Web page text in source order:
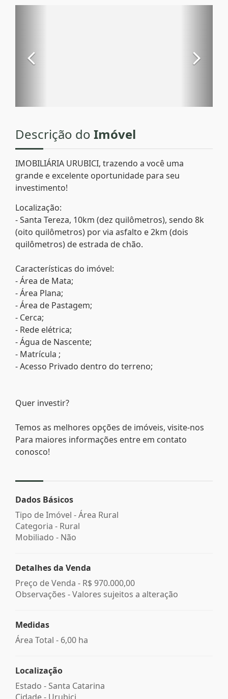
Descrição do Imóvel
IMOBILIÁRIA URUBICI, trazendo a você uma
grande e excelente oportunidade para seu
investimento!
Localização:
- Santa Tereza, 10km (dez quilômetros), sendo 8k
(oito quilômetros) por via asfalto e 2km (dois
quilômetros) de estrada de chão.
Características do imóvel:
- Área de Mata;
- Área Plana;
- Área de Pastagem;
- Cerca;
- Rede elétrica;
- Água de Nascente;
- Matrícula ;
- Acesso Privado dentro do terreno;
Quer investir?
Temos as melhores opções de imóveis, visite-nos
Para maiores informações entre em contato
conosco!
Dados Básicos
Tipo de Imóvel - Área Rural
Categoria - Rural
Mobiliado - Não
Detalhes da Venda
Preço de Venda - R$ 970.000,00
Observações - Valores sujeitos a alteração
Medidas
Área Total - 6,00 ha
Localização
Estado - Santa Catarina